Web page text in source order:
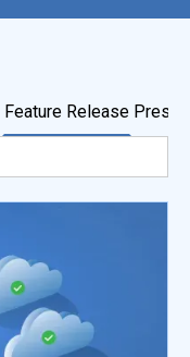
Feature Release Press